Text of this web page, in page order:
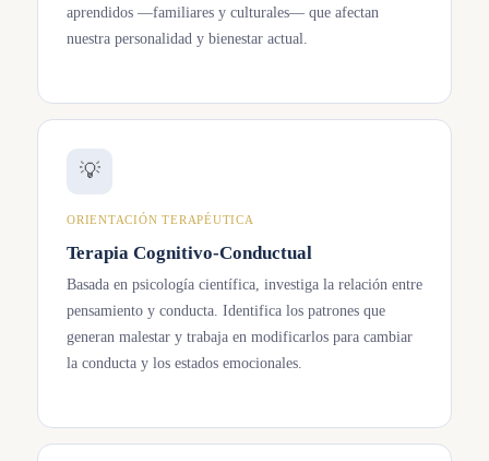
aprendidos —familiares y culturales— que afectan
nuestra personalidad y bienestar actual.
💡
ORIENTACIÓN TERAPÉUTICA
Terapia Cognitivo-Conductual
Basada en psicología científica, investiga la relación entre
pensamiento y conducta. Identifica los patrones que
generan malestar y trabaja en modificarlos para cambiar
la conducta y los estados emocionales.